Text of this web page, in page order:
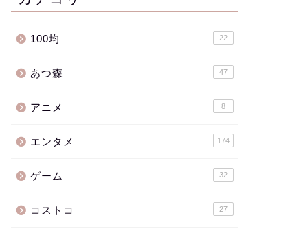
100均 22
あつ森 47
アニメ 8
エンタメ 174
ゲーム 32
コストコ 27